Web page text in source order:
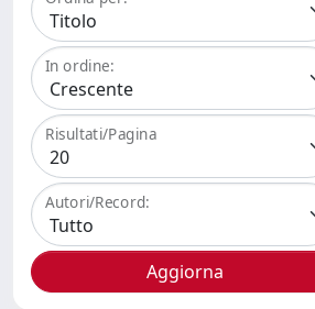
In ordine:
Risultati/Pagina
Autori/Record: